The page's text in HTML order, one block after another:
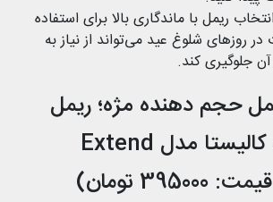
انتخاب ریمل با ماندگاری بالا برای استفاده
روزهای شلوغ عید می‌تواند از نیاز به
جلوگیری کند.
حجم دهنده مژه؛ ریمل
حجم دهنده کالیستا مدل Extend